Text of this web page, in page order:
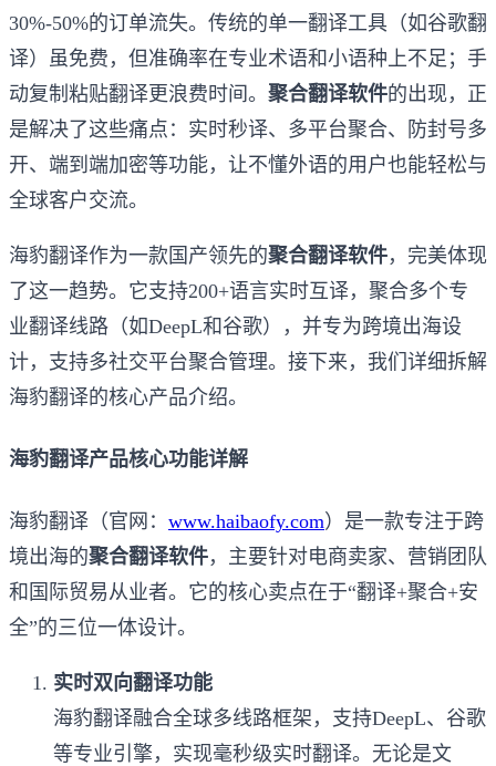
30%-50%的订单流失。传统的单一翻译工具（如谷歌翻
译）虽免费，但准确率在专业术语和小语种上不足；手
动复制粘贴翻译更浪费时间。 聚合翻译软件的出现，正
是解决了这些痛点：实时秒译、多平台聚合、防封号多
开、端到端加密等功能，让不懂外语的用户也能轻松与
全球客户交流。
海豹翻译作为一款国产领先的聚合翻译软件，完美体现
了这一趋势。它支持200+语言实时互译，聚合多个专
业翻译线路（如DeepL和谷歌），并专为跨境出海设
计，支持多社交平台聚合管理。接下来，我们详细拆解
海豹翻译的核心产品介绍。
海豹翻译产品核心功能详解
海豹翻译（官网： www.haibaofy.com）是一款专注于跨
境出海的聚合翻译软件，主要针对电商卖家、营销团队
和国际贸易从业者。它的核心卖点在于“翻译+聚合+安
全”的三位一体设计。
实时双向翻译功能
海豹翻译融合全球多线路框架，支持DeepL、谷歌
等专业引擎，实现毫秒级实时翻译。无论是文